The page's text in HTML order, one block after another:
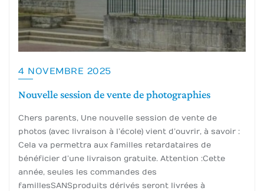
4 NOVEMBRE 2025
Nouvelle session de vente de photographies
Chers parents, Une nouvelle session de vente de
photos (avec livraison à l’école) vient d’ouvrir, à savoir :
Cela va permettra aux familles retardataires de
bénéficier d’une livraison gratuite. Attention :Cette
année, seules les commandes des
familles SANS produits dérivés seront livrées à